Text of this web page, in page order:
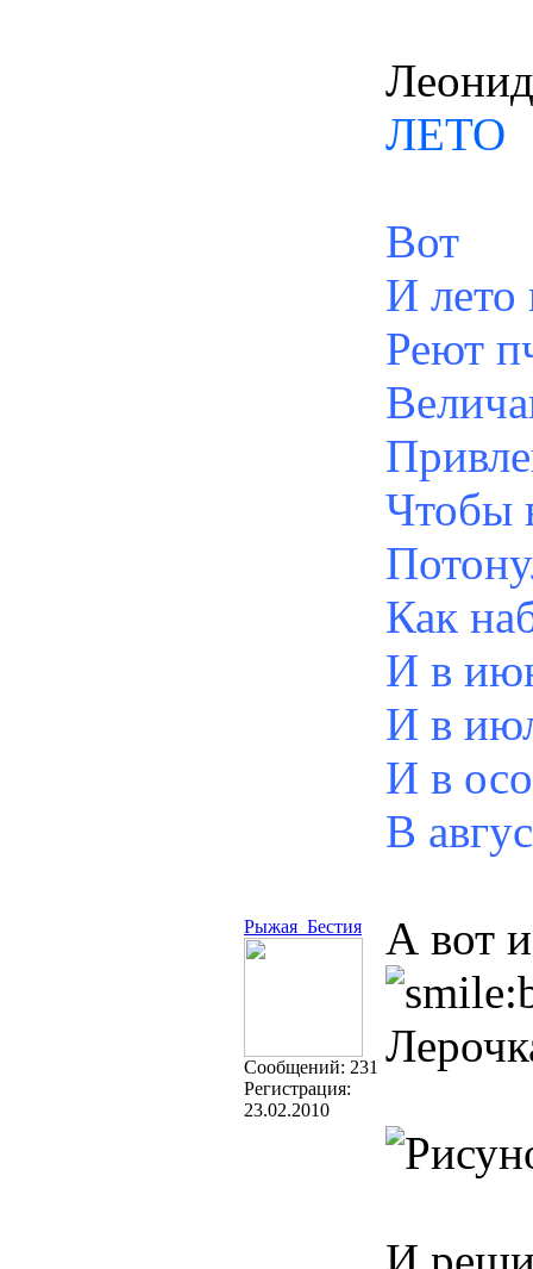
Рыжая_Бестия
Cообщений: 231
Регистрация:
23.02.2010
ЛЕТО
Вот
И лето
Реют
Чтобы
Как
И в
И в
И в
В
А вот